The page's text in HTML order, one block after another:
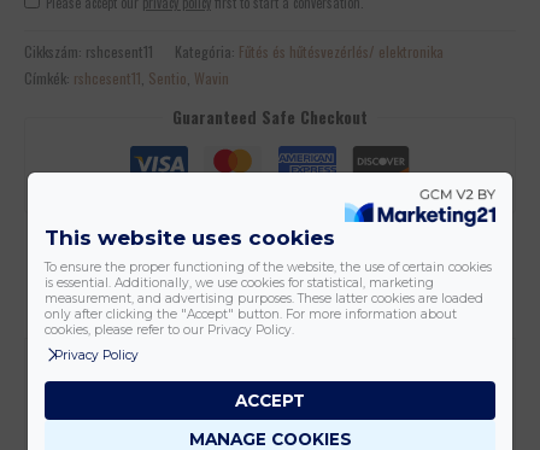
Cikkszám: rshcesent11 Kategória: Fűtés és hűtésvezérlés/ elektronika
Címkék: rshcesent11, Sentio, Wavin
Guaranteed Safe Checkout
Kedvencekhez
Vélemények (0)
Még nincsenek értékelések.
This website uses cookies
To ensure the proper functioning of the website, the use of certain cookies
is essential. Additionally, we use cookies for statistical, marketing
measurement, and advertising purposes. These latter cookies are loaded
only after clicking the "Accept" button. For more information about
cookies, please refer to our Privacy Policy.
Privacy Policy
MANAGE COOKIES
ACCEPT